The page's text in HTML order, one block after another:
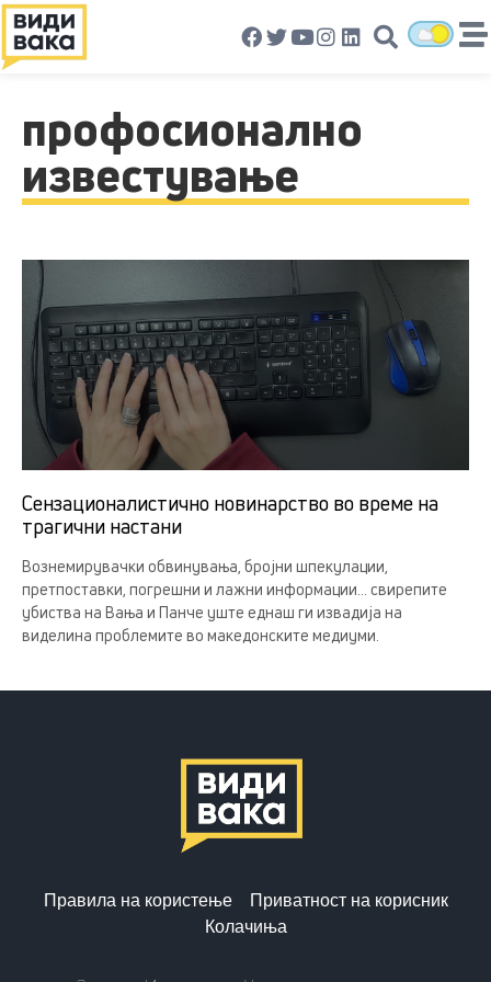
профосионално
известување
Сензационалистично новинарство во време на
трагични настани
Вознемирувачки обвинувања, бројни шпекулации,
претпоставки, погрешни и лажни информации... свирепите
убиства на Вања и Панче уште еднаш ги извадија на
виделина проблемите во македонските медиуми.
Правила на користење
Приватност на корисник
Колачиња